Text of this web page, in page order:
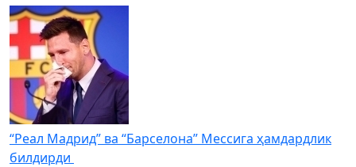
“Реал Мадрид” ва “Барселона” Мессига ҳамдардлик
билдирди